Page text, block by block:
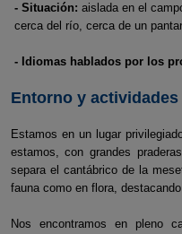
- Situación: aislada en el
cerca del río, cerca de un
- Idiomas hablados por los
Entorno y actividades
Estamos en un lugar
estamos, con grandes
separa el cantábrico de la
fauna como en flora,
Nos encontramos en pleno